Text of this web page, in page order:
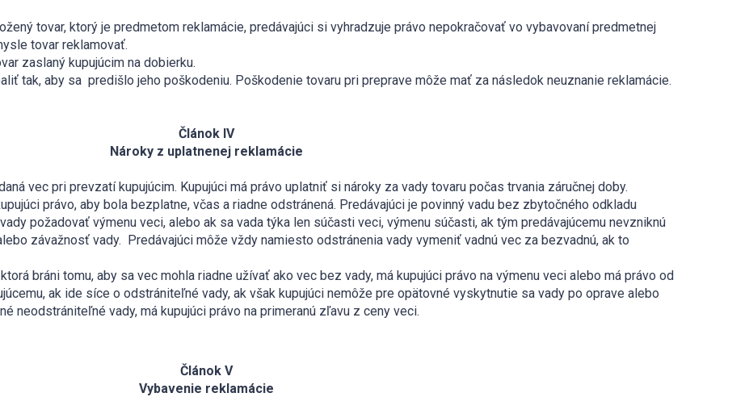
tovar, ktorý je predmetom reklamácie, predávajúci si vyhradzuje právo nepokračovať vo vybavovaní predmetnej
tovar reklamovať.
zaslaný kupujúcim na dobierku.
tak, aby sa predišlo jeho poškodeniu. Poškodenie tovaru pri preprave môže mať za následok neuznanie reklamácie.
Článok IV
Nároky z uplatnenej reklamácie
vec pri prevzatí kupujúcim. Kupujúci má právo uplatniť si nároky za vady tovaru počas trvania záručnej doby.
právo, aby bola bezplatne, včas a riadne odstránená. Predávajúci je povinný vadu bez zbytočného odkladu
požadovať výmenu veci, alebo ak sa vada týka len súčasti veci, výmenu súčasti, ak tým predávajúcemu nevzniknú
závažnosť vady. Predávajúci môže vždy namiesto odstránenia vady vymeniť vadnú vec za bezvadnú, ak to
bráni tomu, aby sa vec mohla riadne užívať ako vec bez vady, má kupujúci právo na výmenu veci alebo má právo od
ak ide síce o odstrániteľné vady, ak však kupujúci nemôže pre opätovné vyskytnutie sa vady po oprave alebo
neodstrániteľné vady, má kupujúci právo na primeranú zľavu z ceny veci.
Článok V
Vybavenie reklamácie